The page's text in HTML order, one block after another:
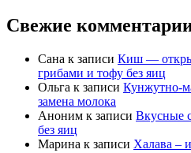
Свежие
Сана к записи Киш —
грибами и тофу без яиц
Ольга к записи Кунжутно-
замена молока
Аноним к записи Вкусные
без яиц
Марина к записи Халава –